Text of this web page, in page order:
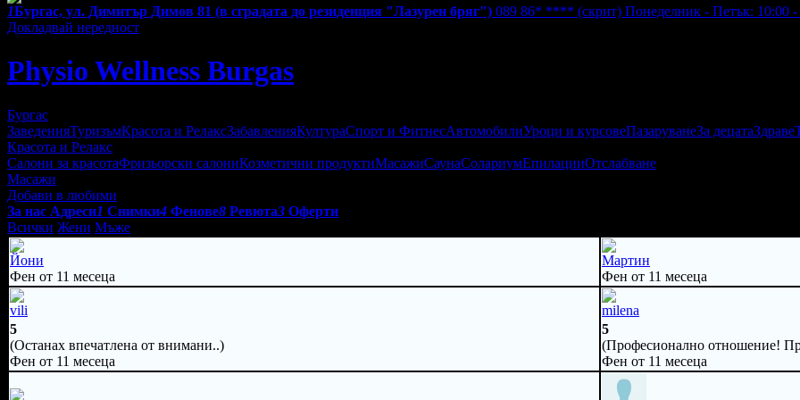
1Бургас, ул. Димитър Димов 81 (в сградата до резиденция "Лазурен бряг") 089 86* **** (скрит) Понеделник - Петък: 10:00 -
Докладвай нередност
Physio Wellness Burgas
Бургас
ЗаведенияТуризъмКрасота и РелаксЗабавленияКултураСпорт и ФитнесАвтомобилиУроци и курсовеПазаруванеЗа децатаЗдраве
Красота и Релакс
Салони за красотаФризьорски салониКозметични продуктиМасажиСаунаСолариумЕпилацииОтслабване
Масажи
Добави в любими
За нас Адреси1 Снимки4 Фенове8 Ревюта3 Оферти
Всички Жени Мъже
Йони
Фен от 11 месеца
Мартин
Фен от 11 месеца
vili
5
(Останах впечатлена от внимани..)
Фен от 11 месеца
milena
5
(Професионално отношение!
Фен от 11 месеца